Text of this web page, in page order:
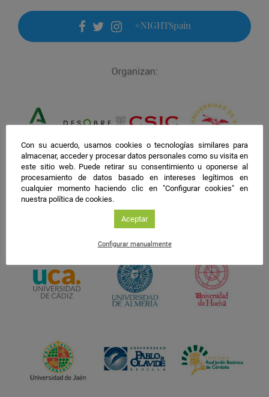
facebook
twitter
instagram
#NIGHTSpain
Con su acuerdo, usamos cookies o tecnologías similares para
almacenar, acceder y procesar datos personales como su visita en
este sitio web. Puede retirar su consentimiento u oponerse al
procesamiento de datos basado en intereses legítimos en
cualquier momento haciendo clic en "Configurar cookies" en
nuestra política de cookies.
Aceptar
Configurar manualmente